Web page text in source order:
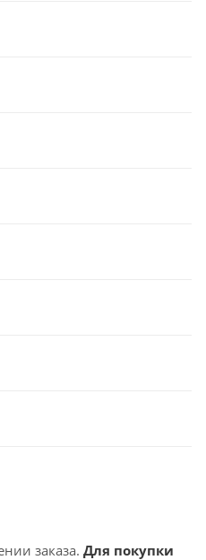
заказа. Для покупки